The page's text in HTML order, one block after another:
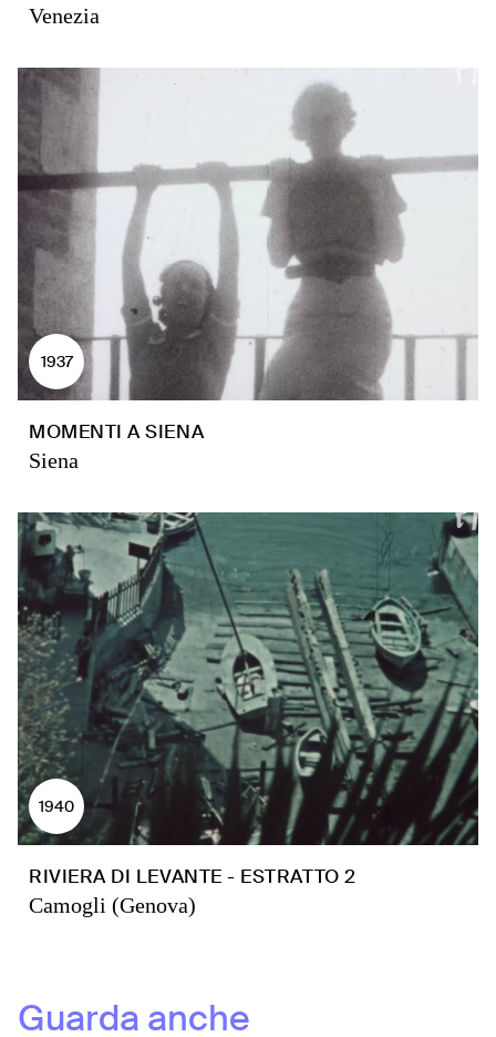
Venezia
1937
MOMENTI A SIENA
Siena
1940
RIVIERA DI LEVANTE - ESTRATTO 2
Camogli (Genova)
Guarda anche